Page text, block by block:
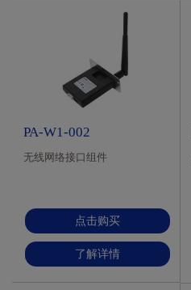
PA-W1-002
无线网络接口组件
点击购买
了解详情